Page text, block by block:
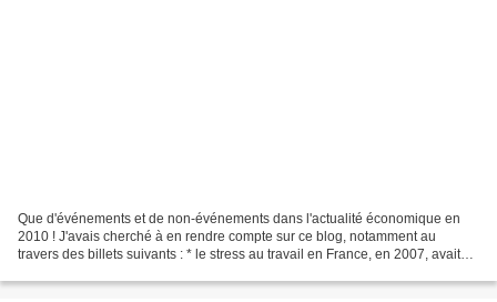
Que d'événements et de non-événements dans l'actualité économique en
2010 ! J'avais cherché à en rendre compte sur ce blog, notamment au
travers des billets suivants : * le stress au travail en France, en 2007, avait